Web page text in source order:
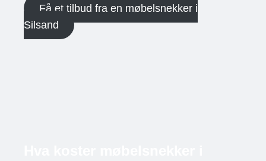
Få et tilbud fra en møbelsnekker i
Silsand